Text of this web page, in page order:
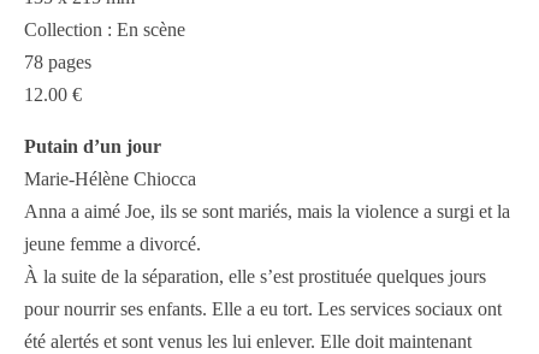
Collection : En scène
78 pages
12.00 €
Putain d’un jour
Marie-Hélène Chiocca
Anna a aimé Joe, ils se sont mariés, mais la violence a surgi et la
jeune femme a divorcé.
À la suite de la séparation, elle s’est prostituée quelques jours
pour nourrir ses enfants. Elle a eu tort. Les services sociaux ont
été alertés et sont venus les lui enlever. Elle doit maintenant